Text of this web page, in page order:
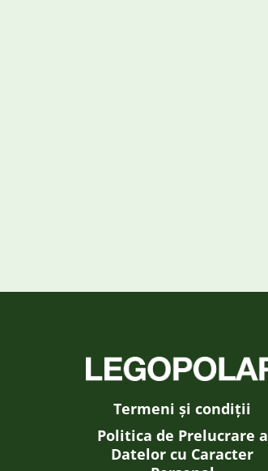
Termeni și condiții
Politica de Prelucrare a
Datelor cu Caracter